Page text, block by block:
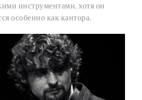
инструментами, хотя он
особенно как кантора.